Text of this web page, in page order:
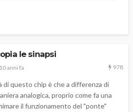
le sinapsi
10 anni fa 978
di questo chip è che a differenza di
analogica, proprio come fa una
il funzionamento del "ponte"